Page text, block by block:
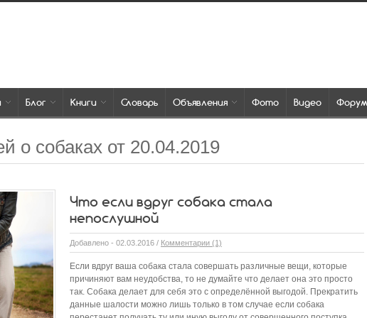
Блог Книги Словарь Объявления Фото Видео Форум
о собаках от 20.04.2019
Что если вдруг собака стала
непослушной
Добавлено - 02.03.2016 / Комментарии (1)
Если вдруг ваша собака стала совершать различные вещи, которые
причиняют вам неудобства, то не думайте что делает она это просто
так. Собака делает для себя это с определённой выгодой. Прекратить
данные шалости можно лишь только в том случае если собака